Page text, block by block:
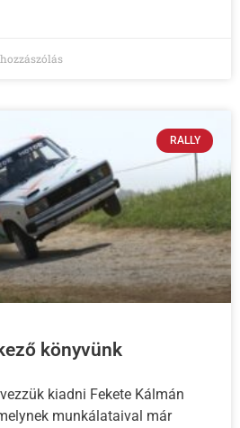
RALLY
könyvünk
kiadni Fekete Kálmán
munkálataival már